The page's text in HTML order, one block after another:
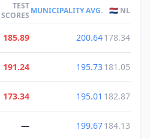
TEST
SCORES MUNICIPALITY AVG. 🇳🇱 NL
185.89 200.64178.34
191.24 195.73181.05
173.34 195.01 182.87
— 199.67184.13